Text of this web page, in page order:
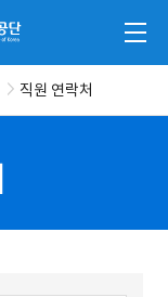
전체
직원 연락처